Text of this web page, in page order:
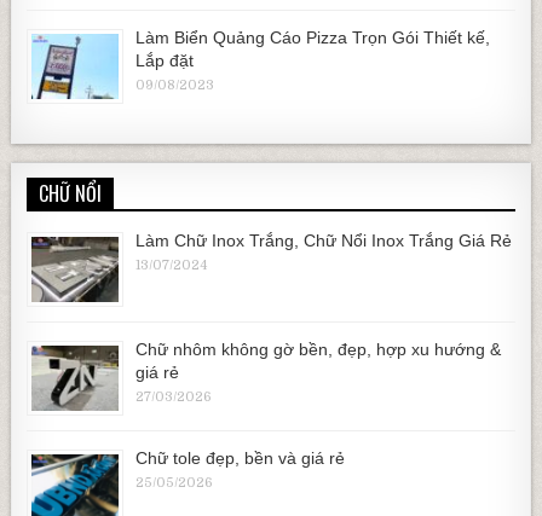
Làm Biển Quảng Cáo Pizza Trọn Gói Thiết kế,
Lắp đặt
09/08/2023
CHỮ NỔI
Làm Chữ Inox Trắng, Chữ Nổi Inox Trắng Giá Rẻ
13/07/2024
Chữ nhôm không gờ bền, đẹp, hợp xu hướng &
giá rẻ
27/03/2026
Chữ tole đẹp, bền và giá rẻ
25/05/2026